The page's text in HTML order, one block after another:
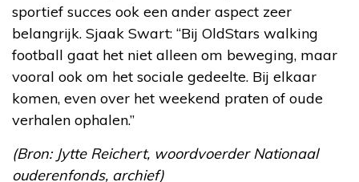
sportief succes ook een ander aspect zeer
belangrijk. Sjaak Swart: “Bij OldStars walking
football gaat het niet alleen om beweging, maar
vooral ook om het sociale gedeelte. Bij elkaar
komen, even over het weekend praten of oude
verhalen ophalen.”
(Bron: Jytte Reichert, woordvoerder Nationaal
ouderenfonds, archief)